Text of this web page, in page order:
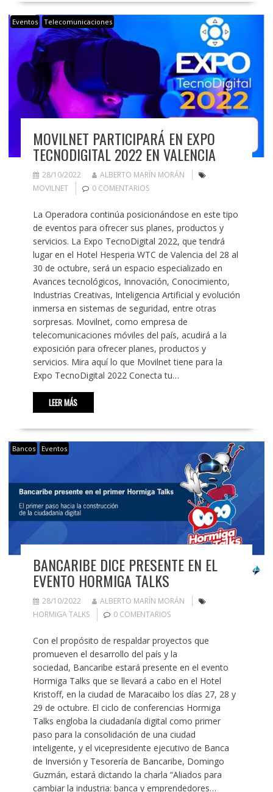
Eventos Telecomunicaciones
MOVILNET PARTICIPARÁ EN EXPO
TECNODIGITAL 2022 EN VALENCIA
28/10/2022
ALBERTO MARÍN MORÁN
MOVILNET
0 COMENTARIOS
La Operadora continúa posicionándose en este tipo
de eventos para ofrecer sus planes, productos y
servicios. La Expo TecnoDigital 2022, que tendrá
lugar en el Hotel Hesperia WTC de Valencia del 28 al
30 de octubre, será un espacio especializado en
Avances tecnológicos, Innovación, Conocimiento,
Industrias Creativas, Inteligencia Artificial y evolución
inmersa en sistemas de seguridad, entre otras
sorpresas. Movilnet, como empresa de
telecomunicaciones móviles del país, acudirá a la
exposición para ofrecer planes, productos y
servicios. Mira aquí lo que Movilnet tiene para la
Expo TecnoDigital 2022 Conecta tu…
LEER MÁS
Bancos Eventos
BANCARIBE DICE PRESENTE EN EL
EVENTO HORMIGA TALKS
28/10/2022
ALBERTO MARÍN MORÁN
HORMIGA TALKS
0 COMENTARIOS
Con el propósito de respaldar proyectos que
promueven el desarrollo del país y la
sociedad, Bancaribe estará presente en el evento
Hormiga Talks que se llevará a cabo en el Hotel
Kristoff, en la ciudad de Maracaibo los días 27, 28 y
29 de octubre. El ciclo de conferencias Hormiga
Talks engloba la ciudadanía digital como primer
paso para la consolidación de una ciudad
inteligente, y el vicepresidente ejecutivo de Banca
de Inversión y Tesorería de Bancaribe, Domingo
Guzmán, estará dictando la charla “Aliados para
cambiar la industria: banca y emprendedores…